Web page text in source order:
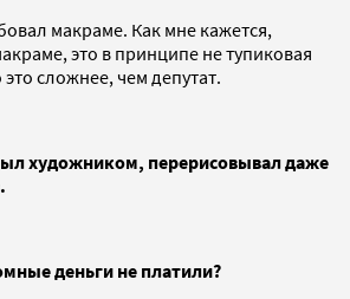
макраме. Как мне кажется,
это в принципе не тупиковая
сложнее, чем депутат.
художником, перерисовывал даже
деньги не платили?